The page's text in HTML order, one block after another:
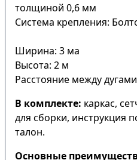
толщиной 0,6 мм
Система крепления:
Ширина: 3 ма
Высота: 2 м
Расстояние между
В комплекте: каркас,
для сборки, инструкция
талон.
Основные